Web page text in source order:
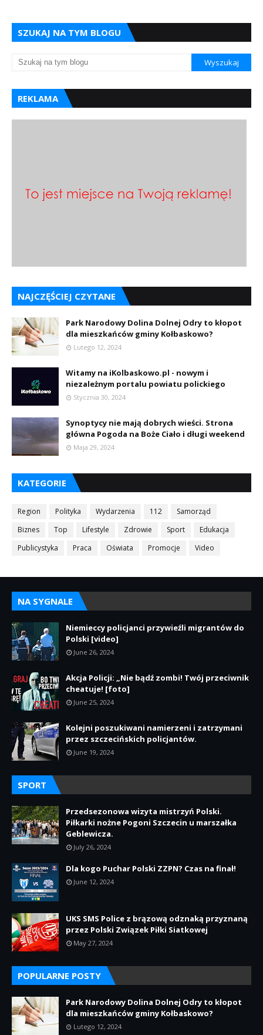
SZUKAJ NA TYM BLOGU
REKLAMA
NAJCZĘŚCIEJ CZYTANE
Park Narodowy Dolina Dolnej Odry to kłopot
dla mieszkańców gminy Kołbaskowo?
Lutego 12, 2024
Witamy na iKolbaskowo.pl - nowym i
niezależnym portalu powiatu polickiego
Stycznia 30, 2024
Synoptycy nie mają dobrych wieści. Strona
główna Pogoda na Boże Ciało i długi weekend
Maja 29, 2024
KATEGORIE
Region Polityka Wydarzenia 112
Samorząd
Biznes
Top Lifestyle Zdrowie Sport
Edukacja
Publicystyka
Praca Oświata Promocje Video
NA SYGNALE
Niemieccy policjanci przywieźli migrantów do
Polski [video]
June 26, 2024
Akcja Policji: „Nie bądź zombi! Twój przeciwnik
cheatuje! [foto]
June 25, 2024
Kolejni poszukiwani namierzeni i zatrzymani
przez szczecińskich policjantów.
June 19, 2024
SPORT
Przedsezonowa wizyta mistrzyń Polski.
Piłkarki nożne Pogoni Szczecin u marszałka
Geblewicza.
July 26, 2024
Dla kogo Puchar Polski ZZPN? Czas na finał!
June 12, 2024
UKS SMS Police z brązową odznaką przyznaną
przez Polski Związek Piłki Siatkowej
May 27, 2024
POPULARNE POSTY
Park Narodowy Dolina Dolnej Odry to kłopot
dla mieszkańców gminy Kołbaskowo?
Lutego 12, 2024